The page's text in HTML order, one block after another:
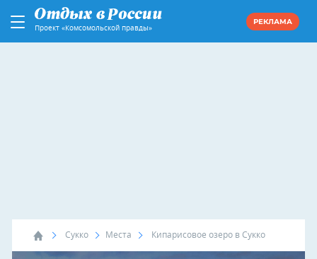
Проект «Комсомольской правды»
РЕКЛАМА
Сукко Места Кипарисовое озеро в Сукко